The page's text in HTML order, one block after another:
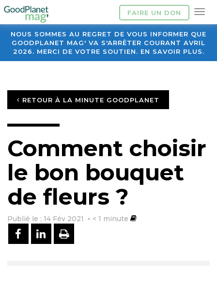
FAIRE UN DON
NOUS SOMMES AU REGRET DE VOUS INFORMER QUE
GOODPLANET MAG' VA S'ARRÊTER COURANT AVRIL
2026. MERCI DE VOTRE SOUTIEN. EN SAVOIR PLUS.
RETOUR À LA MINUTE GOODPLANET
Comment choisir
le bon bouquet
de fleurs ?
Publié le : 14 Fév 2021 < 1 minute
PARTAGER SUR FACEBOOK
PARTAGER SUR LINKEDIN
IMPRIMER